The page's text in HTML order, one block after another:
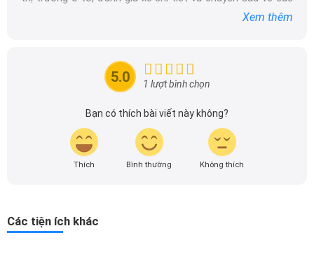
Trong khi Honda City có mặt ca-lăng mới tạo hình đôi cánh
"Solid Wing" với một thanh nẹp chrome gọn gàng, kéo dài về hai
bên đồng th nối liền với cụm đèn pha. Đây cũng chính là "chữ ký"
đặc trưng trên các dòng sản phẩm hiện hành của Honda. Ngoài
ra, cản gầm trước và sau cũng được tinh chỉnh lại trông hài hòa
hơn với tổng thể. Nhưng chi tiết khác vẫn được giữ nguyên giống
đầu cho những người yêu thích ô tô tại Việt Nam. Hãy
theo dõi tôi để cập nhật thông tin về thị trường ô tô
Xem thêm
5.0 1 lượt bình chọn
Bạn có thích bài viết này không?
Thích Bình thường Không thích
Các tiện ích khác